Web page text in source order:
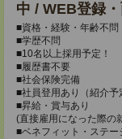
中 / WEB登録
■資格・経験・年齢不問
■学歴不問
■10名以上採用予定！
■履歴書不要
■社会保険完備
■社員登用あり（紹介予
■昇給・賞与あり
(直接雇用になった際の
■ベネフィット・ステー